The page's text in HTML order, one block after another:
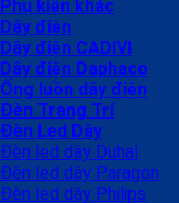
Phụ kiện khác
Dây điện
Dây điện CADIVI
Dây điện Daphaco
Ống luồn dây điện
Đèn Trang Trí
Đèn Led Dây
Đèn led dây Duhal
Đèn led dây Paragon
Đèn led dây Philips